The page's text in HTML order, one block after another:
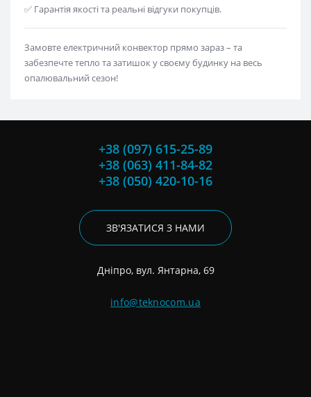
✅ Гарантія якості та реальні відгуки покупців.
Замовте електричний конвектор прямо зараз – та
забезпечте тепло та затишок у своєму будинку на весь
опалювальний сезон!
+38 (097) 615-25-89
+38 (063) 411-84-82
+38 (050) 420-10-16
ЗВ'ЯЗАТИСЯ З НАМИ
Дніпро, вул. Янтарна, 69
info@teknocom.ua